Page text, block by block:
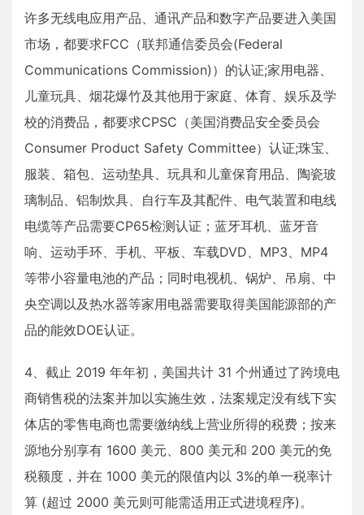
许多无线电应用产品、通讯产品和数字产品要进入美国
市场，都要求FCC（联邦通信委员会(Federal
Communications Commission)）的认证;家用电器、
儿童玩具、烟花爆竹及其他用于家庭、体育、娱乐及学
校的消费品，都要求CPSC（美国消费品安全委员会
Consumer Product Safety Committee）认证;珠宝、
服装、箱包、运动垫具、玩具和儿童保育用品、陶瓷玻
璃制品、铝制炊具、自行车及其配件、电气装置和电线
电缆等产品需要CP65检测认证；蓝牙耳机、蓝牙音
响、运动手环、手机、平板、车载DVD、MP3、MP4
等带小容量电池的产品；同时电视机、锅炉、吊扇、中
央空调以及热水器等家用电器需要取得美国能源部的产
品的能效DOE认证。
4、截止 2019 年年初，美国共计 31 个州通过了跨境电
商销售税的法案并加以实施生效，法案规定没有线下实
体店的零售电商也需要缴纳线上营业所得的税费；按来
源地分别享有 1600 美元、800 美元和 200 美元的免
税额度，并在 1000 美元的限值内以 3%的单一税率计
算 (超过 2000 美元则可能需适用正式进境程序)。